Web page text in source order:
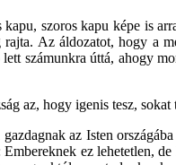
szoros kapu képe is
Az áldozatot, hogy a
számunkra úttá, ahogy
az, hogy igenis tesz, sokat
az Isten
ez lehetetlen,